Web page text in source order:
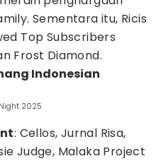
Sementara itu, Ricis
Top Subscribers
Frost Diamond.
Indonesian
2025
: Cellos, Jurnal Risa,
Judge, Malaka Project